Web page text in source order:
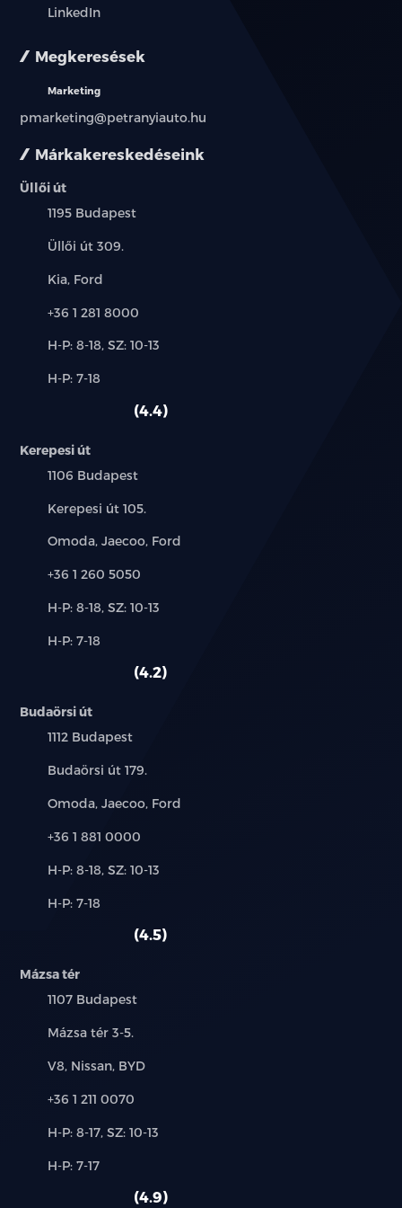
Márkakereskedéseink
Üllői út
Település:
1195 Budapest
Cím:
Üllői út 309.
Márkák:
Kia, Ford
Telefon:
+36 1 281 8000
Új-
használt
H-P: 8-18, SZ: 10-13
Alkatrész,
H-P: 7-18
4.4
Kerepesi út
Település:
1106 Budapest
Cím:
Kerepesi út 105.
Márkák:
Omoda, Jaecoo, Ford
Telefon:
+36 1 260 5050
Új-
használt
H-P: 8-18, SZ: 10-13
Alkatrész,
H-P: 7-18
4.2
Budaörsi út
Település:
1112 Budapest
Cím:
Budaörsi út 179.
Márkák:
Omoda, Jaecoo, Ford
Telefon:
+36 1 881 0000
Új-
használt
H-P: 8-18, SZ: 10-13
Alkatrész,
H-P: 7-18
4.5
Mázsa tér
Település:
1107 Budapest
Cím:
Mázsa tér 3-5.
Márkák:
V8, Nissan, BYD
Telefon:
+36 1 211 0070
Új-
használt
H-P: 8-17, SZ: 10-13
Alkatrész,
H-P: 7-17
4.9
LinkedIn
Megkeresések
Marketing
pmarketing@petranyiauto.hu